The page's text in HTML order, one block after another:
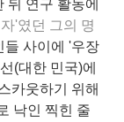
뒤 연구 활동에
'였던 그의 명
들 사이에 '우장
(대한 민국)에
카웃하기 위해
낙인 찍힌 줄